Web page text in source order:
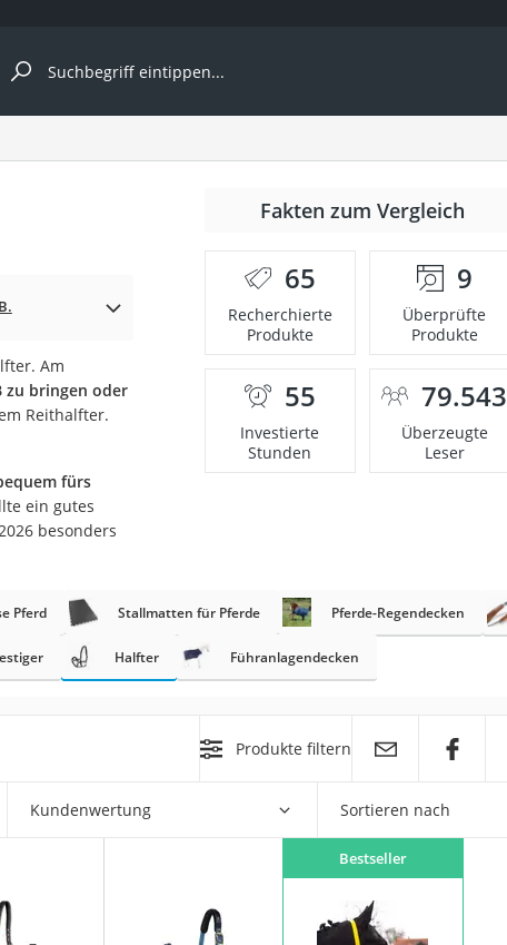
Am
zu bringen oder
Reithalfter.
fürs
ein gutes
besonders
Fakten zum Vergleich
65
Recherchierte
Produkte
9
Überprüfte
Produkte
55
Investierte
Stunden
79.543
Überzeugte
Leser
Pferd Stallmatten für Pferde Pferde-Regendecken
Halfter Führanlagendecken
Produkte filtern
Kundenwertung Sortieren nach
Bestseller